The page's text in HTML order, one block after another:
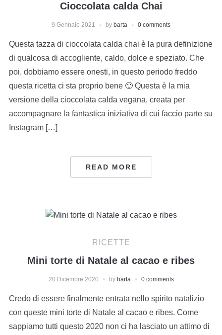
Cioccolata calda Chai
9 Gennaio 2021 by barta 0 comments
Questa tazza di cioccolata calda chai è la pura definizione
di qualcosa di accogliente, caldo, dolce e speziato. Che
poi, dobbiamo essere onesti, in questo periodo freddo
questa ricetta ci sta proprio bene 🙂 Questa è la mia
versione della cioccolata calda vegana, creata per
accompagnare la fantastica iniziativa di cui faccio parte su
Instagram […]
READ MORE
RICETTE
Mini torte di Natale al cacao e ribes
20 Dicembre 2020 by barta 0 comments
Credo di essere finalmente entrata nello spirito natalizio
con queste mini torte di Natale al cacao e ribes. Come
sappiamo tutti questo 2020 non ci ha lasciato un attimo di